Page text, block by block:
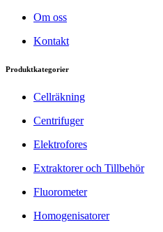
Om oss
Kontakt
Produktkategorier
Cellräkning
Centrifuger
Elektrofores
Extraktorer och Tillbehör
Fluorometer
Homogenisatorer